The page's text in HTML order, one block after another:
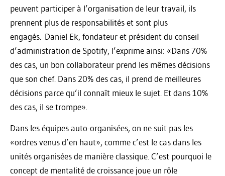
peuvent participer à l’organisation de leur travail, ils
prennent plus de responsabilités et sont plus
engagés. Daniel Ek, fondateur et président du conseil
d’administration de Spotify, l’exprime ainsi: «Dans 70%
des cas, un bon collaborateur prend les mêmes décisions
que son chef. Dans 20% des cas, il prend de meilleures
décisions parce qu’il connaît mieux le sujet. Et dans 10%
des cas, il se trompe».
Dans les équipes auto-organisées, on ne suit pas les
«ordres venus d’en haut», comme c’est le cas dans les
unités organisées de manière classique. C’est pourquoi le
concept de mentalité de croissance joue un rôle